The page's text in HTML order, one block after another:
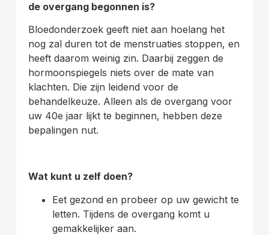
de overgang begonnen is?
Bloedonderzoek geeft niet aan hoelang het
nog zal duren tot de menstruaties stoppen, en
heeft daarom weinig zin. Daarbij zeggen de
hormoonspiegels niets over de mate van
klachten. Die zijn leidend voor de
behandelkeuze. Alleen als de overgang voor
uw 40e jaar lijkt te beginnen, hebben deze
bepalingen nut.
Wat kunt u zelf doen?
Eet gezond en probeer op uw gewicht te
letten. Tijdens de overgang komt u
gemakkelijker aan.